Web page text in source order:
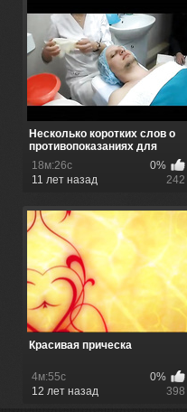
Несколько коротких слов о
противопоказаниях для
ману...
18м:26с
0%
11 лет назад
242
Красивая прическа
4м:55с
0%
12 лет назад
398